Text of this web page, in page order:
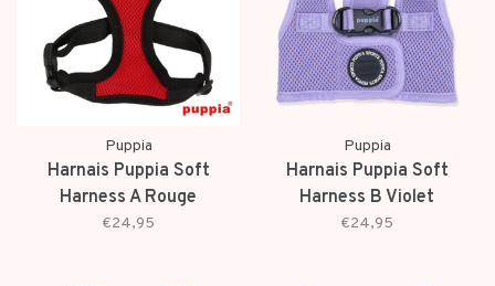
Puppia
Harnais Puppia Soft
Harness A Rouge
€24,95
Puppia
Harnais Puppia Soft
Harness B Violet
€24,95